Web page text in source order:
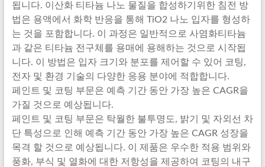
됩니다. 이산화 티타늄 나노 물질을 합성하기위한 침전 방
법은 용액에서 화학 반응을 통해 TiO2 나노 입자를 형성하
는 것을 포함합니다. 이 과정은 일반적으로 사염화티타늄
과 같은 티타늄 전구체를 용매에 용해하는 것으로 시작됩
니다. 이 방법은 입자 크기와 분포를 제어할 수 있어 코팅,
전자 및 환경 기술의 다양한 응용 분야에 적합합니다.
페인트 및 코팅 부문은 예측 기간 동안 가장 높은 CAGR을
가질 것으로 예상됩니다.
페인트 및 코팅 부문은 탁월한 불투명도, 밝기 및 자외선 차
단 특성으로 인해 예측 기간 동안 가장 높은 CAGR 성장을
목격 할 것으로 예상됩니다. 이 제품은 우수한 적용 범위와
풍화, 부식 및 열화에 대한 저항성을 제공하여 코팅의 내구